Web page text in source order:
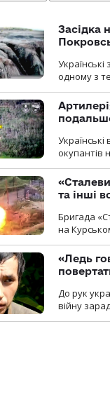
Засідка
одному з
окупантів
та інші
Бригада
на
«Ледь
До рук
війну